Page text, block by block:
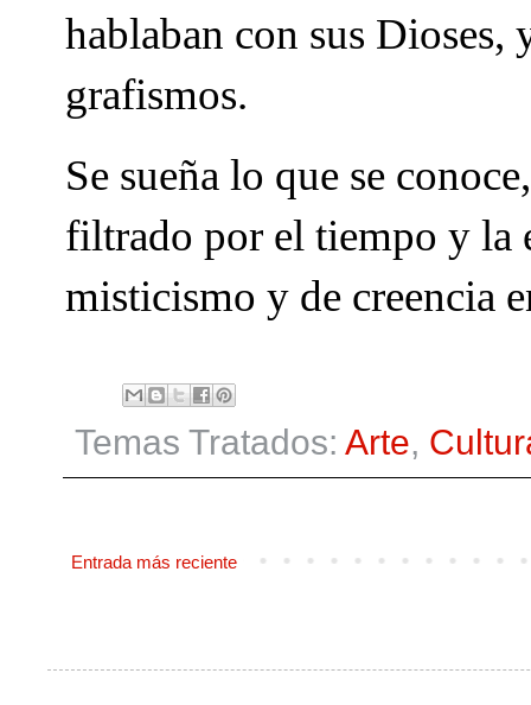
hablaban con sus Dioses,
grafismos.
Se sueña lo que se
filtrado por el tiempo y la
misticismo y de creencia
Temas Tratados: Arte,
Entrada más reciente